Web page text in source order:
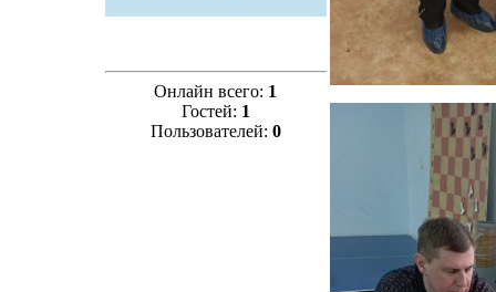
Онлайн всего: 1
Гостей: 1
Пользователей: 0